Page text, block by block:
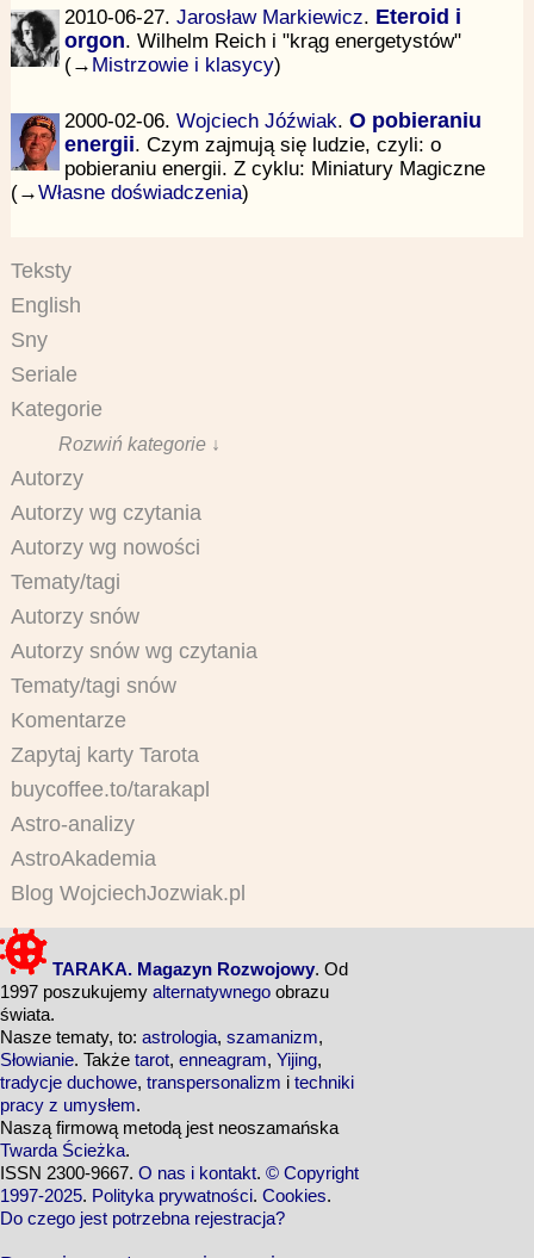
2010-06-27.Jarosław Markiewicz. Eteroid i
orgon. Wilhelm Reich i "krąg energetystów"
(→ Mistrzowie i klasycy)
2000-02-06. Wojciech Jóźwiak. O pobieraniu
energii. Czym zajmują się ludzie, czyli: o
pobieraniu energii. Z cyklu: Miniatury Magiczne
(→Własne doświadczenia)
Teksty
English
Sny
Seriale
Kategorie
Rozwiń kategorie ↓
Autorzy
Autorzy wg czytania
Autorzy wg nowości
Tematy/tagi
Autorzy snów
Autorzy snów wg czytania
Tematy/tagi snów
Komentarze
Zapytaj karty Tarota
buycoffee.to/tarakapl
Astro-analizy
AstroAkademia
Blog WojciechJozwiak.pl
TARAKA. Magazyn Rozwojowy. Od
1997 poszukujemy alternatywnego obrazu
świata.
Nasze tematy, to: astrologia, szamanizm,
Słowianie. Także tarot, enneagram, Yijing,
tradycje duchowe, transpersonalizm i techniki
pracy z umysłem.
Naszą firmową metodą jest neoszamańska
Twarda Ścieżka.
ISSN 2300-9667. O nas i kontakt. © Copyright
1997-2025. Polityka prywatności. Cookies.
Do czego jest potrzebna rejestracja?